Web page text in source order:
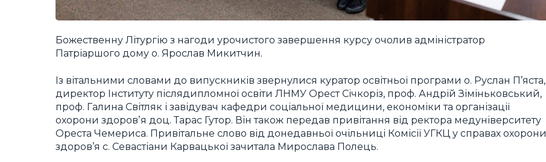
Божественну Літургію з нагоди урочистого завершення курсу очолив адміністратор
Патріаршого дому о. Ярослав Микитчин.
Із вітальними словами до випускників звернулися куратор освітньої програми о. Руслан П’яста,
директор Інституту післядипломної освіти ЛНМУ Орест Січкоріз, проф. Андрій Зіміньковський,
проф. Галина Світляк і завідувач кафедри соціальної медицини, економіки та організації
охорони здоровʼя доц. Тарас Гутор. Він також передав привітання від ректора медуніверситету
Ореста Чемериса. Привітальне слово від донедавньої очільниці Комісії УГКЦ у справах охорони
здоров’я с. Севастіани Карвацької зачитала Мирослава Полець.